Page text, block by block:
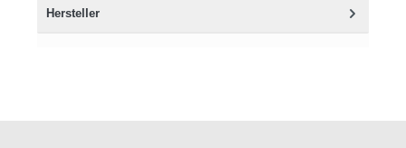
Hersteller